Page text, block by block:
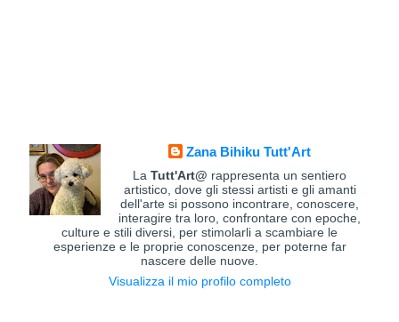
Zana Bihiku Tutt'Art
LaTutt'Art@ rappresenta un sentiero
artistico, dove gli stessi artisti e gli amanti
dell'arte si possono incontrare, conoscere,
interagire tra loro, confrontare con epoche,
culture e stili diversi, per stimolarli a scambiare le
esperienze e le proprie conoscenze, per poterne far
nascere delle nuove.
Visualizza il mio profilo completo